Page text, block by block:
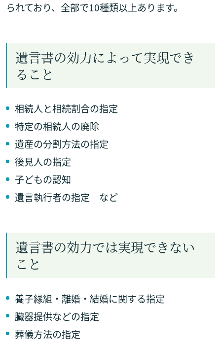
られており、全部で10種類以上あります。
遺言書の効力によって実現でき
ること
相続人と相続割合の指定
特定の相続人の廃除
遺産の分割方法の指定
後見人の指定
子どもの認知
遺言執行者の指定 など
遺言書の効力では実現できない
こと
養子縁組・離婚・結婚に関する指定
臓器提供などの指定
葬儀方法の指定